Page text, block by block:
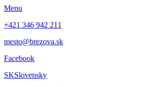
Menu
+421 346 942 211
mesto@brezova.sk
Facebook
SKSlovensky